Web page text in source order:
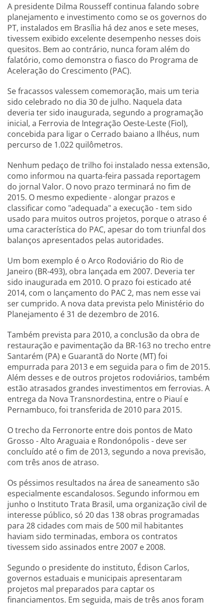
A presidente Dilma Rousseff continua falando sobre
planejamento e investimento como se os governos do
PT, instalados em Brasília há dez anos e sete meses,
tivessem exibido excelente desempenho nesses dois
quesitos. Bem ao contrário, nunca foram além do
falatório, como demonstra o fiasco do Programa de
Aceleração do Crescimento (PAC).
Se fracassos valessem comemoração, mais um teria
sido celebrado no dia 30 de julho. Naquela data
deveria ter sido inaugurada, segundo a programação
inicial, a Ferrovia de Integração Oeste-Leste (Fiol),
concebida para ligar o Cerrado baiano a Ilhéus, num
percurso de 1.022 quilômetros.
Nenhum pedaço de trilho foi instalado nessa extensão,
como informou na quarta-feira passada reportagem
do jornal Valor. O novo prazo terminará no fim de
2015. O mesmo expediente - alongar prazos e
classificar como "adequada" a execução - tem sido
usado para muitos outros projetos, porque o atraso é
uma característica do PAC, apesar do tom triunfal dos
balanços apresentados pelas autoridades.
Um bom exemplo é o Arco Rodoviário do Rio de
Janeiro (BR-493), obra lançada em 2007. Deveria ter
sido inaugurada em 2010. O prazo foi esticado até
2014, com o lançamento do PAC 2, mas nem esse vai
ser cumprido. A nova data prevista pelo Ministério do
Planejamento é 31 de dezembro de 2016.
Também prevista para 2010, a conclusão da obra de
restauração e pavimentação da BR-163 no trecho entre
Santarém (PA) e Guarantã do Norte (MT) foi
empurrada para 2013 e em seguida para o fim de 2015.
Além desses e de outros projetos rodoviários, também
estão atrasados grandes investimentos em ferrovias. A
entrega da Nova Transnordestina, entre o Piauí e
Pernambuco, foi transferida de 2010 para 2015.
O trecho da Ferronorte entre dois pontos de Mato
Grosso - Alto Araguaia e Rondonópolis - deve ser
concluído até o fim de 2013, segundo a nova previsão,
com três anos de atraso.
Os péssimos resultados na área de saneamento são
especialmente escandalosos. Segundo informou em
junho o Instituto Trata Brasil, uma organização civil de
interesse público, só 20 das 138 obras programadas
para 28 cidades com mais de 500 mil habitantes
haviam sido terminadas, embora os contratos
tivessem sido assinados entre 2007 e 2008.
Segundo o presidente do instituto, Édison Carlos,
governos estaduais e municipais apresentaram
projetos mal preparados para captar os
financiamentos. Em seguida, mais de três anos foram